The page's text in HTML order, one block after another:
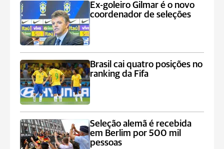
Ex-goleiro Gilmar é o novo
coordenador de seleções
Brasil cai quatro posições no
ranking da Fifa
Seleção alemã é recebida
em Berlim por 500 mil
pessoas